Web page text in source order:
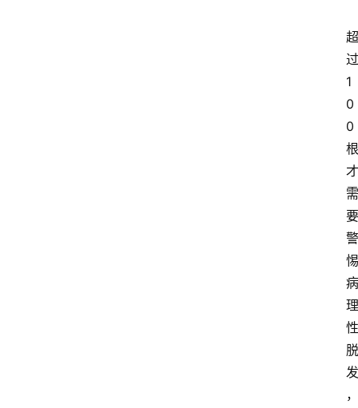
超
过
1
0
0
根
才
需
要
警
惕
病
理
性
脱
发
，